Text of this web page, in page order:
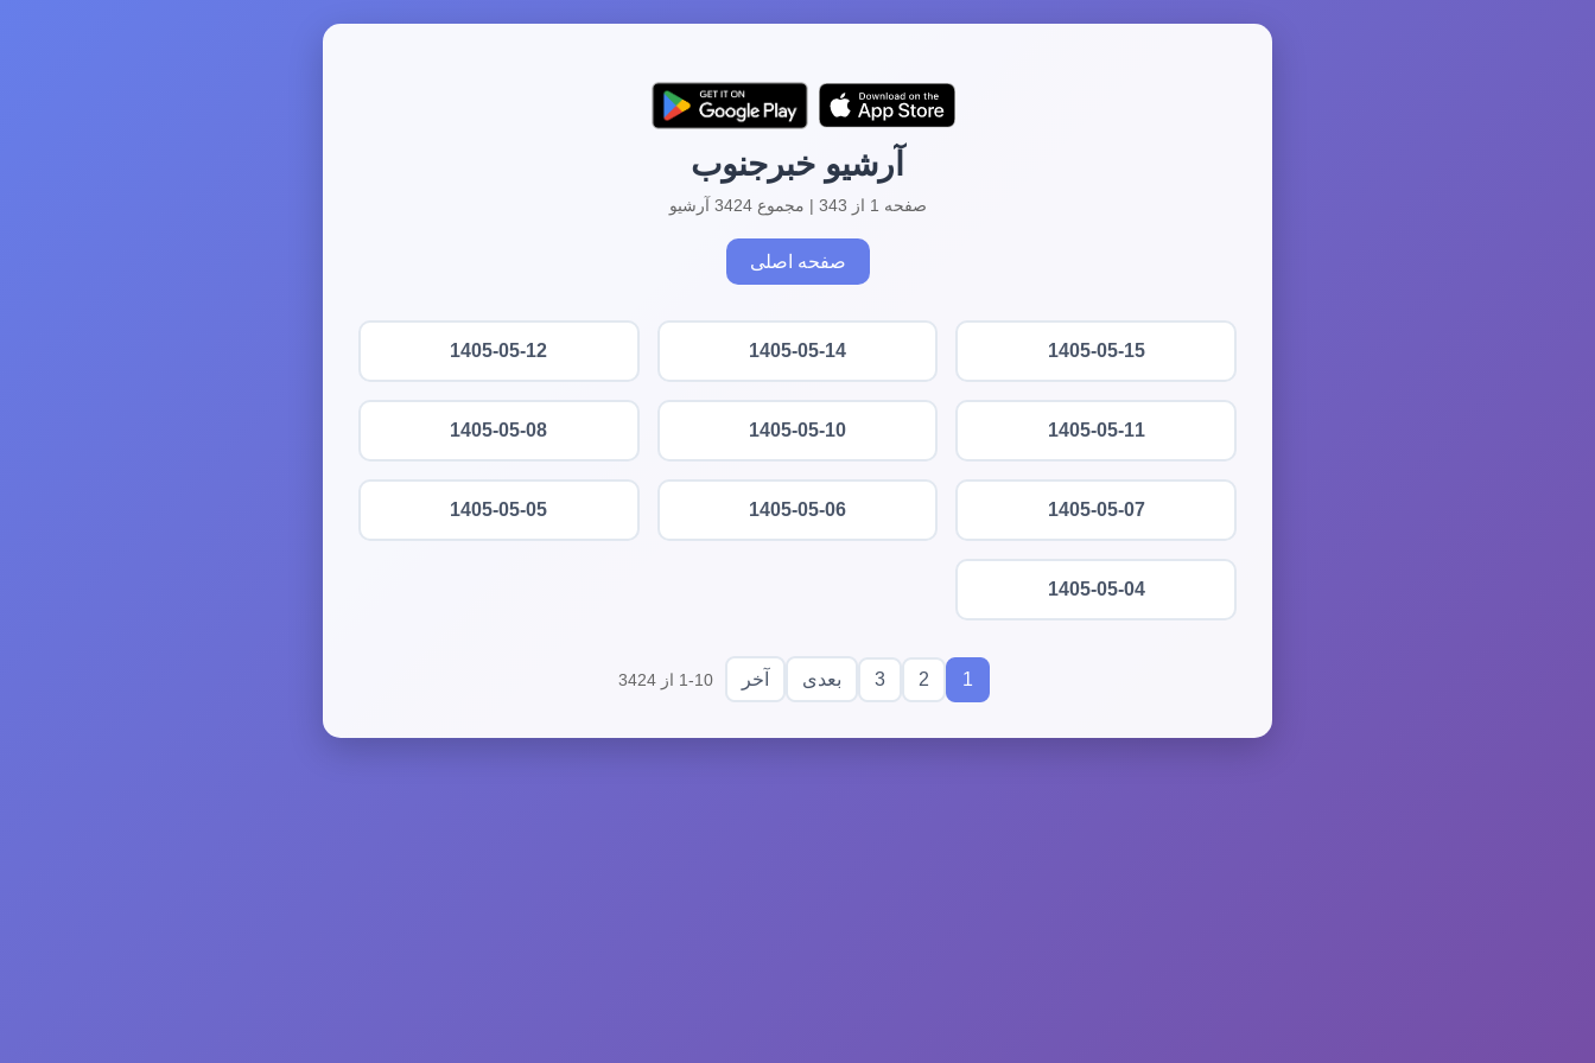
آرشیو خبرجنوب
صفحه 1 از 343 | مجموع 3424 آرشیو
صفحه اصلی
1405-05-15
1405-05-14
1405-05-12
1405-05-11
1405-05-10
1405-05-08
1405-05-07
1405-05-06
1405-05-05
1405-05-04
1
2
3 بعدی آخر 1-10 از 3424